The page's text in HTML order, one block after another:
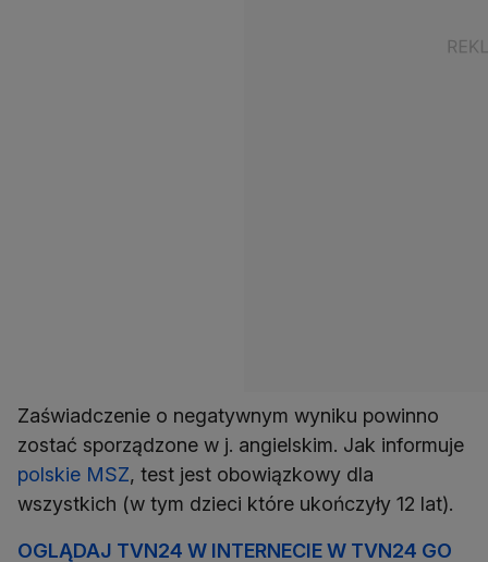
Zaświadczenie o negatywnym wyniku powinno
zostać sporządzone w j. angielskim. Jak informuje
polskie MSZ, test jest obowiązkowy dla
wszystkich (w tym dzieci które ukończyły 12 lat).
OGLĄDAJ TVN24 W INTERNECIE W TVN24 GO